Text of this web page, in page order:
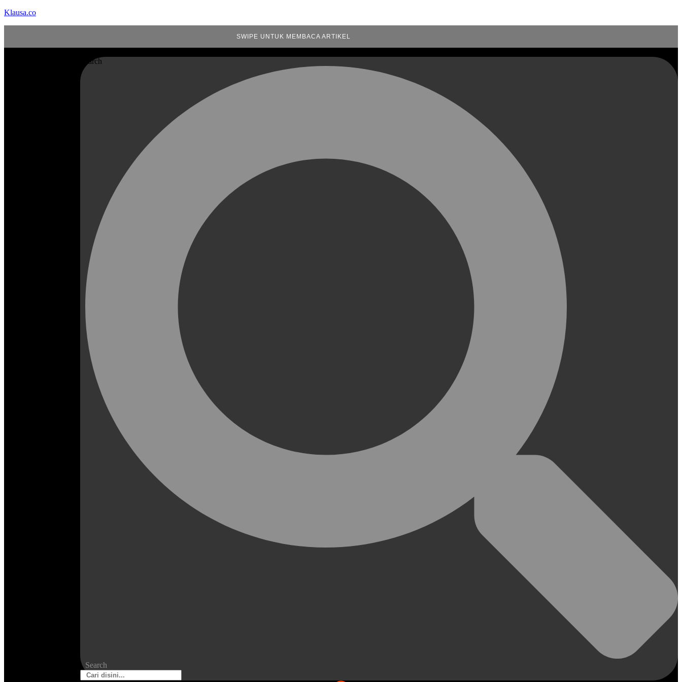
Klausa.co
SWIPE UNTUK MEMBACA ARTIKEL
Search
Search